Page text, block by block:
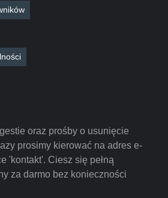
oraz prośby o usunięcie
prosimy kierować na adres e-
'kontakt'. Ciesz się pełną
za darmo bez konieczności